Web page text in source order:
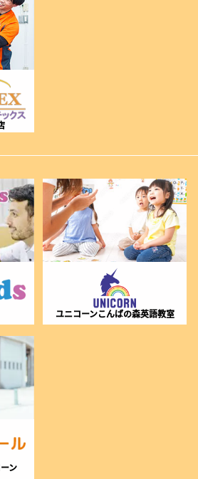
ユニコーンこんばの森英語教室
ン